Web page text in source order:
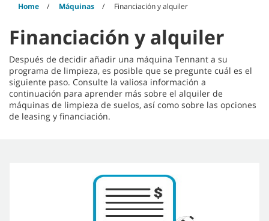
Home Máquinas Financiación y alquiler
Financiación y alquiler
Después de decidir añadir una máquina Tennant a su
programa de limpieza, es posible que se pregunte cuál es el
siguiente paso. Consulte la valiosa información a
continuación para aprender más sobre el alquiler de
máquinas de limpieza de suelos, así como sobre las opciones
de leasing y financiación.